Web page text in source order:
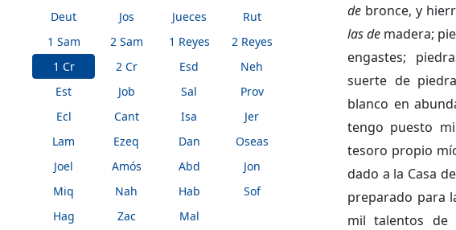
Deut
Jos Jueces
Rut
1 Sam
2 Sam 1 Reyes
2 Reyes
1 Cr
2 Cr Esd
Neh
Est
Job Sal
Prov
Ecl
Cant Isa
Jer
Lam
Ezeq Dan
Oseas
Joel
Amós Abd
Jon
Miq
Nah Hab
Sof
Hag
Zac Mal
de bronce, y
las de madera;
engastes;
suerte de
blanco en
tengo puesto
tesoro propio
dado a la Casa
preparado para
mil talentos